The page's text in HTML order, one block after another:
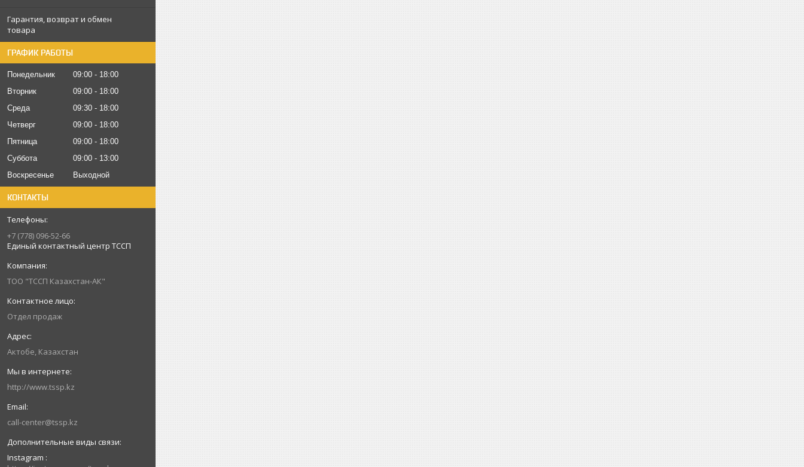
Гарантия, возврат и обмен
товара
ГРАФИК РАБОТЫ
Понедельник 09:00
18:00
Вторник
09:00
18:00
Среда
09:30
18:00
Четверг
09:00
18:00
Пятница
09:00
18:00
Суббота
09:00
13:00
Воскресенье
Выходной
КОНТАКТЫ
+7 (778) 096-52-66
Единый контактный центр ТССП
ТОО "ТССП Казахстан-АК"
Отдел продаж
Актобе, Казахстан
http://www.tssp.kz
call-center@tssp.kz
Instagram